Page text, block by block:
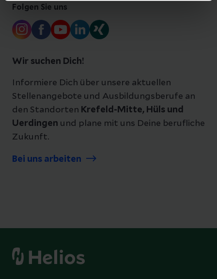
Folgen Sie uns
Wir suchen Dich!
Informiere Dich über unsere aktuellen
Stellenangebote und Ausbildungsberufe an
den Standorten Krefeld-Mitte, Hüls und
Uerdingen und plane mit uns Deine berufliche
Zukunft.
Bei uns arbeiten